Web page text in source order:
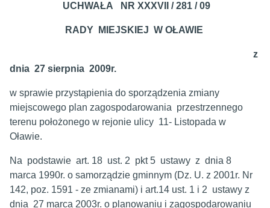
UCHWAŁA NR XXXVII / 281 / 09
RADY MIEJSKIEJ W OŁAWIE
z
dnia 27 sierpnia 2009r.
w sprawie przystąpienia do sporządzenia zmiany
miejscowego plan zagospodarowania przestrzennego
terenu położonego w rejonie ulicy 11- Listopada w
Oławie.
Na podstawie art. 18 ust. 2 pkt 5 ustawy z dnia 8
marca 1990r. o samorządzie gminnym (Dz. U. z 2001r. Nr
142, poz. 1591 - ze zmianami) i art.14 ust. 1 i 2 ustawy z
dnia 27 marca 2003r. o planowaniu i zagospodarowaniu